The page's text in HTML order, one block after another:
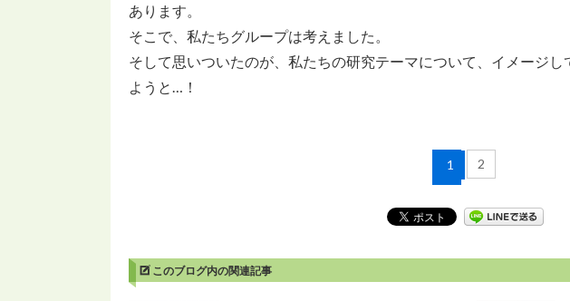
あります。
そこで、私たちグループは考えました。
そして思いついたのが、私たちの研究テーマについて、イメージし
ようと…！
1 2
このブログ内の関連記事